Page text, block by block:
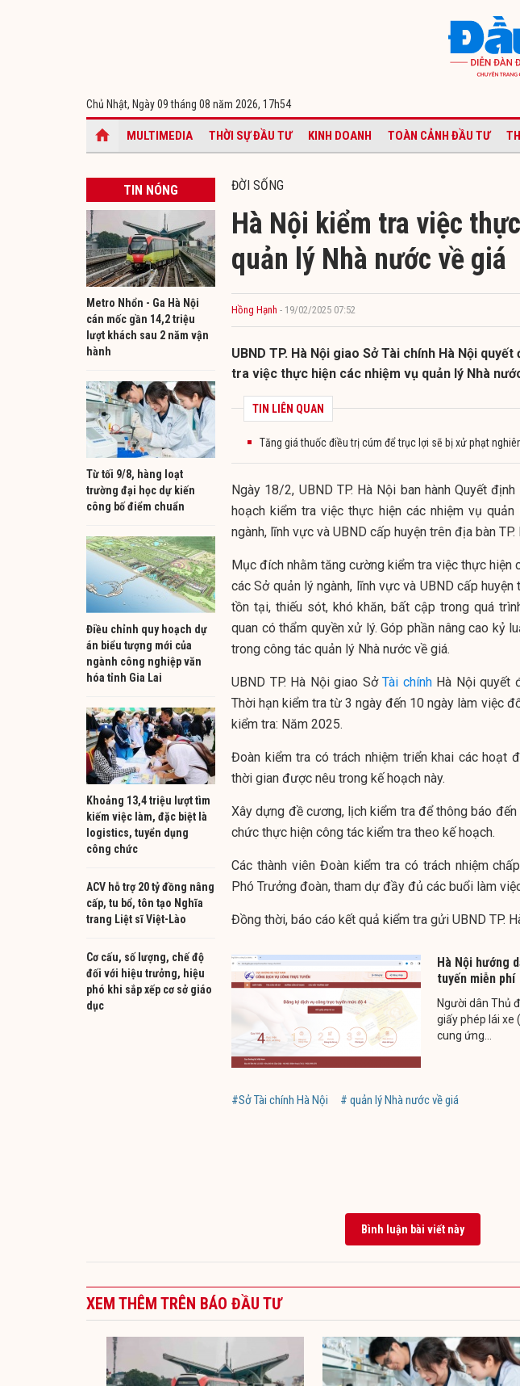
Chủ Nhật, Ngày 09 tháng 08 năm 2026, 17h54
MULTIMEDIA THỜI SỰ ĐẦU TƯ KINH DOANH TOÀN CẢNH ĐẦU TƯ
TIN NÓNG
Metro Nhổn - Ga Hà Nội
cán mốc gần 14,2 triệu
lượt khách sau 2 năm vận
hành
Từ tối 9/8, hàng loạt
trường đại học dự kiến
công bố điểm chuẩn
Điều chỉnh quy hoạch dự
án biểu tượng mới của
ngành công nghiệp văn
hóa tỉnh Gia Lai
Khoảng 13,4 triệu lượt tìm
kiếm việc làm, đặc biệt là
logistics, tuyển dụng
công chức
ACV hỗ trợ 20 tỷ đồng nâng
cấp, tu bổ, tôn tạo Nghĩa
trang Liệt sĩ Việt-Lào
Cơ cấu, số lượng, chế độ
đối với hiệu trưởng, hiệu
phó khi sắp xếp cơ sở giáo
dục
ĐỜI SỐNG
Hà Nội kiểm tra việc
quản lý Nhà nước về giá
Hồng Hạnh - 19/02/2025 07:52
UBND TP. Hà Nội giao Sở Tài chính Hà Nội
tra việc thực hiện các nhiệm vụ quản lý Nhà
TIN LIÊN QUAN
Tăng giá thuốc điều trị cúm để trục lợi sẽ bị xử phạt
Ngày 18/2, UBND TP. Hà Nội ban hành Quyết
hoạch kiểm tra việc thực hiện các nhiệm vụ
ngành, lĩnh vực và UBND cấp huyện trên địa bàn
Mục đích nhằm tăng cường kiểm tra việc thực hiện
các Sở quản lý ngành, lĩnh vực và UBND cấp
tồn tại, thiếu sót, khó khăn, bất cập trong quá
quan có thẩm quyền xử lý. Góp phần nâng cao kỷ
trong công tác quản lý Nhà nước về giá.
UBND TP. Hà Nội giao SởTài chínhHà Nội quyết
Thời hạn kiểm tra từ 3 ngày đến 10 ngày làm việc
kiểm tra: Năm 2025.
Đoàn kiểm tra có trách nhiệm triển khai các hoạt
thời gian được nêu trong kế hoạch này.
Xây dựng đề cương, lịch kiểm tra để thông báo
chức thực hiện công tác kiểm tra theo kế hoạch.
Các thành viên Đoàn kiểm tra có trách nhiệm
Phó Trưởng đoàn, tham dự đầy đủ các buổi làm
Đồng thời, báo cáo kết quả kiểm tra gửi UBND TP.
Hà Nội hướng
tuyến miễn phí
Người dân Thủ
giấy phép lái xe
cung ứng...
#Sở Tài chính Hà Nội # quản lý Nhà nước về giá
Bình luận bài viết này
XEM THÊM TRÊN BÁO ĐẦU TƯ